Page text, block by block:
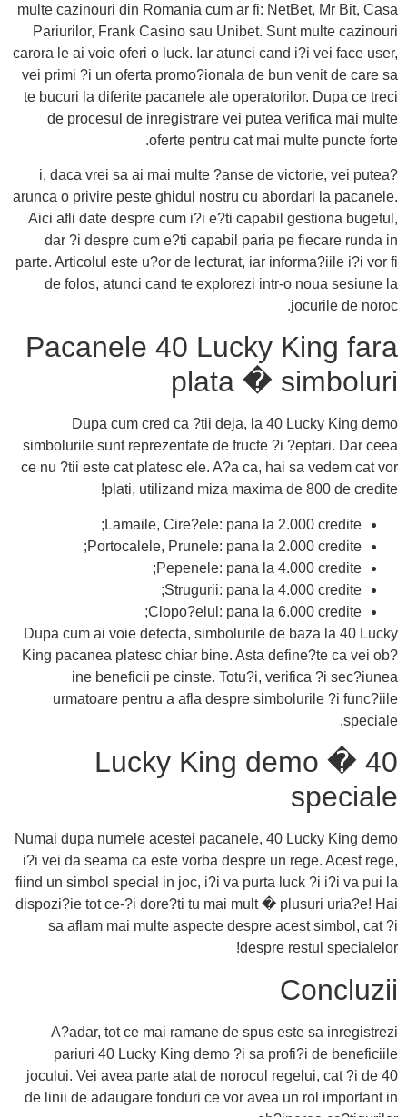
multe cazinouri din Romania cum ar fi: NetBet, Mr Bit, Casa
Pariurilor, Frank Casino sau Unibet. Sunt multe cazinouri
carora le ai voie oferi o luck. Iar atunci cand i?i vei face user,
vei primi ?i un oferta promo?ionala de bun venit de care sa
te bucuri la diferite pacanele ale operatorilor. Dupa ce treci
de procesul de inregistrare vei putea verifica mai multe
oferte pentru cat mai multe puncte forte.
?i, daca vrei sa ai mai multe ?anse de victorie, vei putea
arunca o privire peste ghidul nostru cu abordari la pacanele.
Aici afli date despre cum i?i e?ti capabil gestiona bugetul,
dar ?i despre cum e?ti capabil paria pe fiecare runda in
parte. Articolul este u?or de lecturat, iar informa?iile i?i vor fi
de folos, atunci cand te explorezi intr-o noua sesiune la
jocurile de noroc.
Pacanele 40 Lucky King fara
plata � simboluri
Dupa cum cred ca ?tii deja, la 40 Lucky King demo
simbolurile sunt reprezentate de fructe ?i ?eptari. Dar ceea
ce nu ?tii este cat platesc ele. A?a ca, hai sa vedem cat vor
plati, utilizand miza maxima de 800 de credite!
Lamaile, Cire?ele: pana la 2.000 credite;
Portocalele, Prunele: pana la 2.000 credite;
Pepenele: pana la 4.000 credite;
Strugurii: pana la 4.000 credite;
Clopo?elul: pana la 6.000 credite;
Dupa cum ai voie detecta, simbolurile de baza la 40 Lucky
King pacanea platesc chiar bine. Asta define?te ca vei ob?
ine beneficii pe cinste. Totu?i, verifica ?i sec?iunea
urmatoare pentru a afla despre simbolurile ?i func?iile
speciale.
40 Lucky King demo �
speciale
Numai dupa numele acestei pacanele, 40 Lucky King demo
i?i vei da seama ca este vorba despre un rege. Acest rege,
fiind un simbol special in joc, i?i va purta luck ?i i?i va pui la
dispozi?ie tot ce-?i dore?ti tu mai mult � plusuri uria?e! Hai
sa aflam mai multe aspecte despre acest simbol, cat ?i
despre restul specialelor!
Concluzii
A?adar, tot ce mai ramane de spus este sa inregistrezi
pariuri 40 Lucky King demo ?i sa profi?i de beneficiile
jocului. Vei avea parte atat de norocul regelui, cat ?i de 40
de linii de adaugare fonduri ce vor avea un rol important in